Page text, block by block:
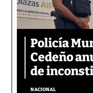
Policía
Cedeño
de
NACIONAL